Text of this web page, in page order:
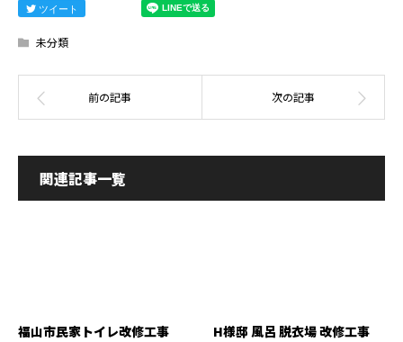
ツイート
未分類
関連記事一覧
福山市民家トイレ改修工事 H様邸 風呂 脱衣場 改修工事